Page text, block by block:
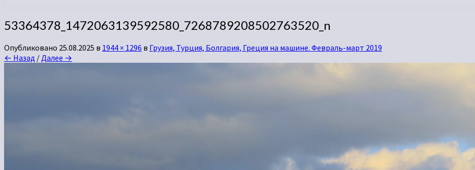
53364378_1472063139592580_7268789208502763520_n
Опубликовано 25.08.2025 в 1944 × 1296 в Грузия, Турция, Болгария, Греция на машине. Февраль-март 2019
← Назад /Далее →